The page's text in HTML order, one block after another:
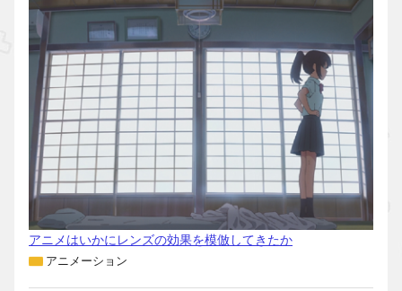
アニメはいかにレンズの効果を模倣してきたか
アニメーション